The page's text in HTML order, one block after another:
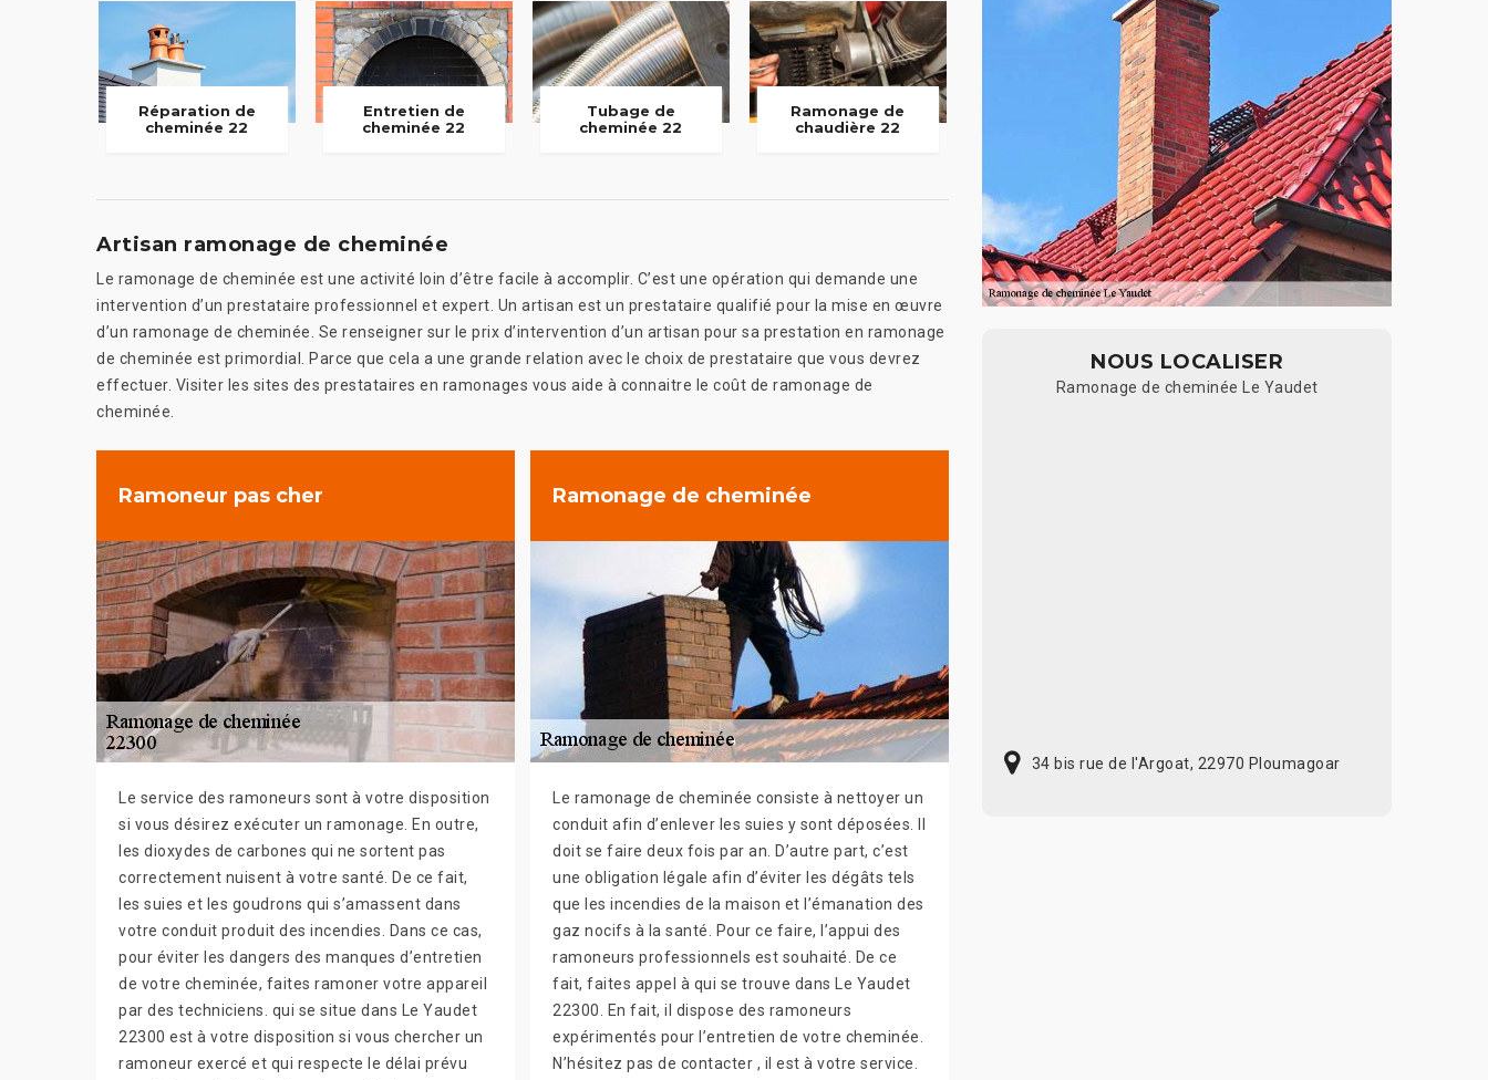
Réparation de
cheminée 22
Entretien de
cheminée 22
Tubage de
cheminée 22
Ramonage de
chaudière 22
Artisan ramonage de cheminée
Le ramonage de cheminée est une activité loin d’être facile à accomplir. C’est une opération qui demande une
intervention d’un prestataire professionnel et expert. Un artisan est un prestataire qualifié pour la mise en œuvre
d’un ramonage de cheminée. Se renseigner sur le prix d’intervention d’un artisan pour sa prestation en ramonage
de cheminée est primordial. Parce que cela a une grande relation avec le choix de prestataire que vous devrez
effectuer. Visiter les sites des prestataires en ramonages vous aide à connaitre le coût de ramonage de
cheminée.
Ramoneur pas cher
Le service des ramoneurs sont à votre disposition
si vous désirez exécuter un ramonage. En outre,
les dioxydes de carbones qui ne sortent pas
correctement nuisent à votre santé. De ce fait,
les suies et les goudrons qui s’amassent dans
votre conduit produit des incendies. Dans ce cas,
pour éviter les dangers des manques d’entretien
de votre cheminée, faites ramoner votre appareil
par des techniciens. qui se situe dans Le Yaudet
22300 est à votre disposition si vous chercher un
ramoneur exercé et qui respecte le délai prévu
Ramonage de cheminée
Le ramonage de cheminée consiste à nettoyer un
conduit afin d’enlever les suies y sont déposées. Il
doit se faire deux fois par an. D’autre part, c’est
une obligation légale afin d’éviter les dégâts tels
que les incendies de la maison et l’émanation des
gaz nocifs à la santé. Pour ce faire, l’appui des
ramoneurs professionnels est souhaité. De ce
fait, faites appel à qui se trouve dans Le Yaudet
22300. En fait, il dispose des ramoneurs
expérimentés pour l’entretien de votre cheminée.
N’hésitez pas de contacter , il est à votre service.
NOUS LOCALISER
Ramonage de cheminée Le Yaudet
34 bis rue de l'Argoat, 22970 Ploumagoar